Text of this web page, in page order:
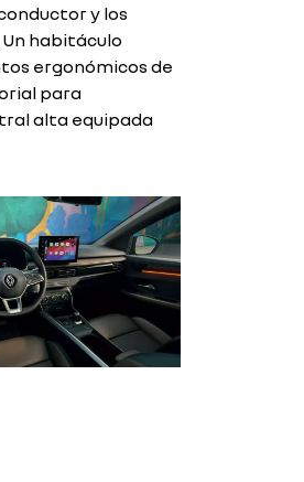
y los
habitáculo
ergonómicos de
para
alta equipada